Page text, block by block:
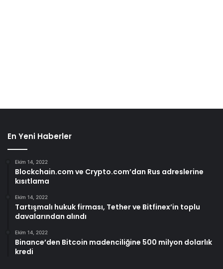
En Yeni Haberler
Ekim 14, 2022
Blockchain.com ve Crypto.com’dan Rus adreslerine
kısıtlama
Ekim 14, 2022
Tartışmalı hukuk firması, Tether ve Bitfinex’in toplu
davalarından alındı
Ekim 14, 2022
Binance’den Bitcoin madenciliğine 500 milyon dolarlık
kredi